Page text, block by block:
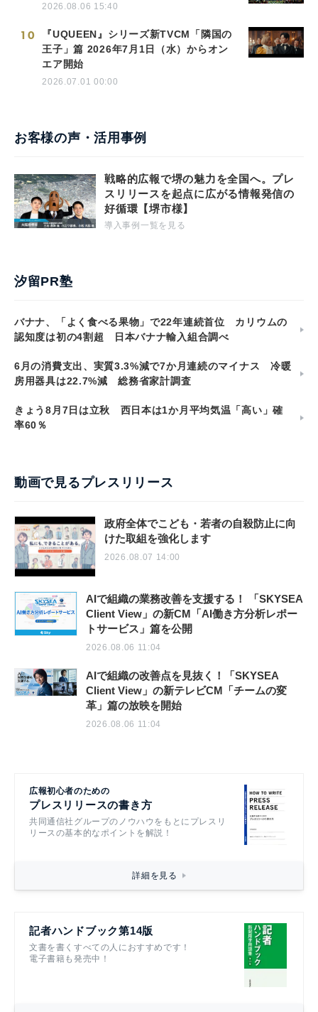
2026.08.06 15:40
10
『UQUEEN』シリーズ新TVCM「隣国の
王子」篇 2026年7月1日（水）からオン
エア開始
2026.07.01 00:00
お客様の声・活用事例
戦略的広報で堺の魅力を全国へ。プレ
スリリースを起点に広がる情報発信の
好循環【堺市様】
導入事例一覧を見る
汐留PR塾
バナナ、「よく食べる果物」で22年連続首位 カリウムの
認知度は初の4割超 日本バナナ輸入組合調べ
6月の消費支出、実質3.3%減で7か月連続のマイナス 冷暖
房用器具は22.7%減 総務省家計調査
きょう8月7日は立秋 西日本は1か月平均気温「高い」確
率60％
動画で見るプレスリリース
政府全体でこども・若者の自殺防止に向
けた取組を強化します
2026.08.07 14:00
AIで組織の業務改善を支援する！ 「SKYSEA
Client View」の新CM「AI働き方分析レポー
トサービス」篇を公開
2026.08.06 11:04
AIで組織の改善点を見抜く！「SKYSEA
Client View」の新テレビCM「チームの変
革」篇の放映を開始
2026.08.06 11:04
広報初心者のための
プレスリリースの書き方
共同通信社グループのノウハウをもとにプレスリ
リースの基本的なポイントを解説！
詳細を見る
記者ハンドブック第14版
文書を書くすべての人におすすめです！
電子書籍も発売中！